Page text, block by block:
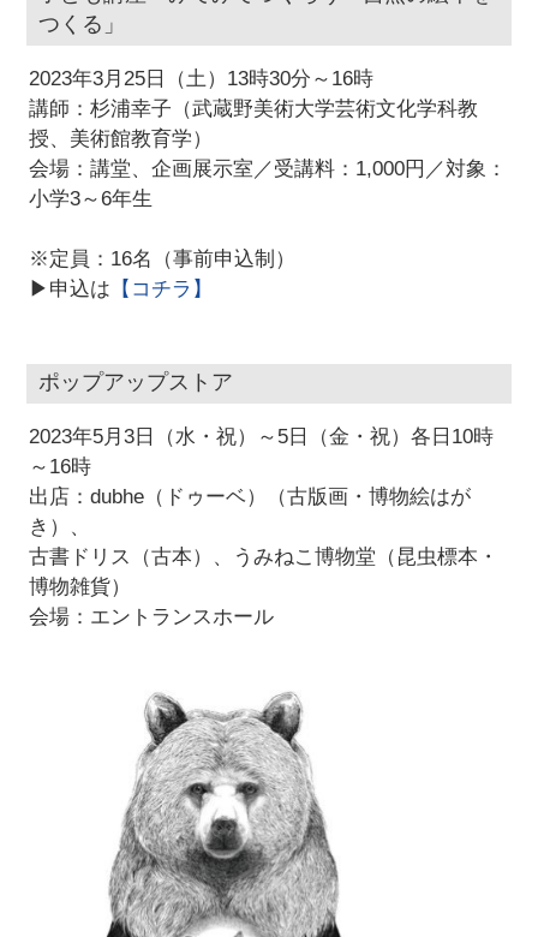
つくる」
2023年3月25日（土）13時30分～16時
講師：杉浦幸子（武蔵野美術大学芸術文化学科教
授、美術館教育学）
会場：講堂、企画展示室／受講料：1,000円／対象：
小学3～6年生
※定員：16名（事前申込制）
▶申込は 【コチラ】
ポップアップストア
2023年5月3日（水・祝）～5日（金・祝）各日10時
～16時
出店：dubhe（ドゥーベ）（古版画・博物絵はが
き）、
古書ドリス（古本）、うみねこ博物堂（昆虫標本・
博物雑貨）
会場：エントランスホール